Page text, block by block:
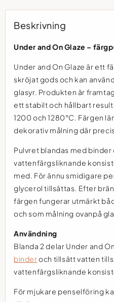
Beskrivning
Under and On Glaze –
Under and On Glaze är ett
skröjat gods och kan
glasyr. Produkten är
ett stabilt och hållbart
1200 och 1280°C. Färgen
dekorativ målning där
Pulvret blandas med binder
vattenfärgsliknande
med. För ännu smidigare
glycerol tillsättas. Efter
färgen fungerar utmärkt
och som målning ovanpå
Användning
Blanda 2 delar Under and
binderoch tillsätt vatten
vattenfärgsliknande
För mjukare penselföring